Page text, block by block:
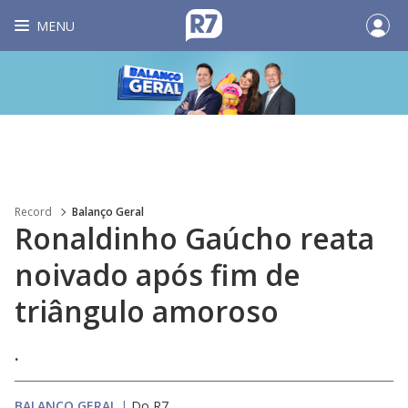
MENU
Record Balanço Geral
Ronaldinho Gaúcho reata
noivado após fim de
triângulo amoroso
.